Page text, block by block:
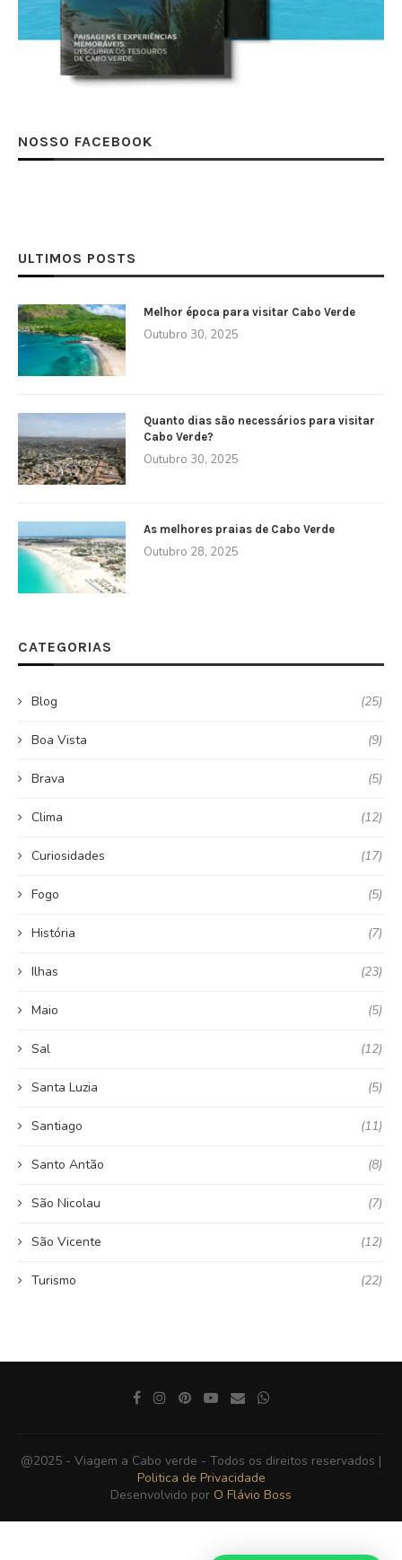
NOSSO FACEBOOK
ULTIMOS POSTS
Melhor época para visitar Cabo Verde
Outubro 30, 2025
Quanto dias são necessários para visitar
Cabo Verde?
Outubro 30, 2025
As melhores praias de Cabo Verde
Outubro 28, 2025
CATEGORIAS
Blog (25)
Boa Vista (9)
Brava (5)
Clima (12)
Curiosidades (17)
Fogo (5)
História (7)
Ilhas (23)
Maio (5)
Sal (12)
Santa Luzia (5)
Santiago (11)
Santo Antão (8)
São Nicolau (7)
São Vicente (12)
Turismo (22)
@2025 - Viagem a Cabo verde - Todos os direitos reservados |
Politica de Privacidade
Desenvolvido por O Flávio Boss